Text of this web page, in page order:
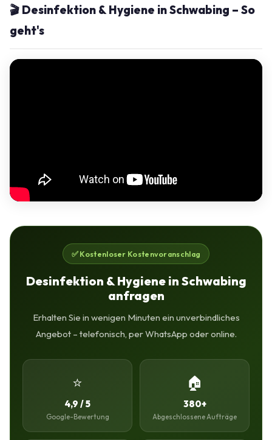
🎬 Desinfektion & Hygiene in Schwabing – So
geht's
✅ Kostenloser Kostenvoranschlag
Desinfektion & Hygiene in Schwabing
anfragen
Erhalten Sie in wenigen Minuten ein unverbindliches
Angebot – telefonisch, per WhatsApp oder online.
⭐
4,9 / 5
Google-Bewertung
🏠
380+
Abgeschlossene Aufträge